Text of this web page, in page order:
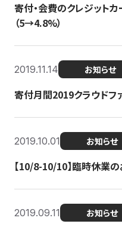
寄付・会費のクレジット
（5→4.8%）
2019.11.14 お知らせ
寄付月間2019クラウドフ
2019.10.01 お知らせ
【10/8-10/10】臨時休業
2019.09.11 お知らせ